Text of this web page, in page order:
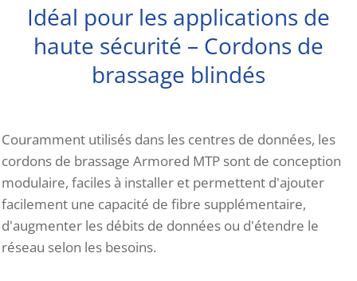
Idéal pour les applications de
haute sécurité – Cordons de
brassage blindés
Couramment utilisés dans les centres de données, les
cordons de brassage Armored MTP sont de conception
modulaire, faciles à installer et permettent d'ajouter
facilement une capacité de fibre supplémentaire,
d'augmenter les débits de données ou d'étendre le
réseau selon les besoins.